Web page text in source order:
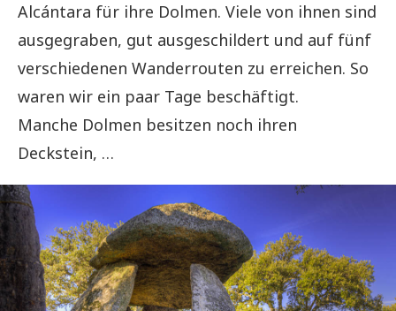
Alcántara für ihre Dolmen. Viele von ihnen sind
ausgegraben, gut ausgeschildert und auf fünf
verschiedenen Wanderrouten zu erreichen. So
waren wir ein paar Tage beschäftigt.
Manche Dolmen besitzen noch ihren
Deckstein, …